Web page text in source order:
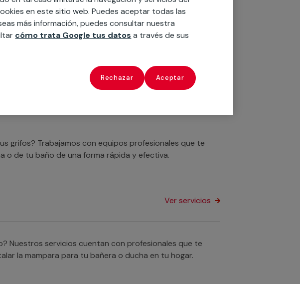
Ver servicios
Trabajamos con servicios cualificados profesionales
grifos? Trabajamos con equipos profesionales que te
o de tu baño de una forma rápida y efectiva.
Ver servicios
Nuestros servicios cuentan con profesionales que te
la mampara para tu bañera o ducha en tu hogar.
en este sitio web. Puedes aceptar todas las
más información, puedes consultar nuestra
cómo trata Google tus datos a través de sus
Rechazar Aceptar